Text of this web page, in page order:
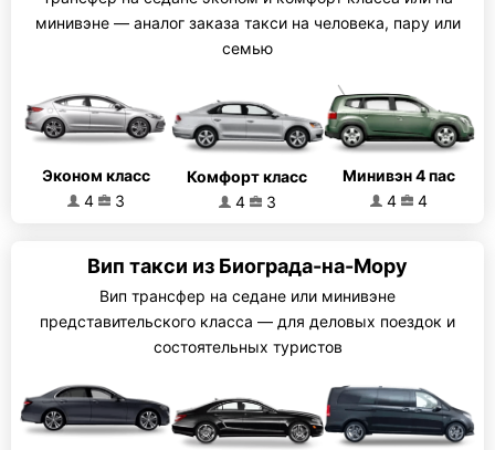
минивэне — аналог заказа такси на человека, пару или
семью
Эконом класс
4
3
Комфорт класс
4
3
Минивэн 4 пас
4
4
Вип такси из Биограда-на-Мору
Вип трансфер на седане или минивэне
представительского класса — для деловых поездок и
состоятельных туристов